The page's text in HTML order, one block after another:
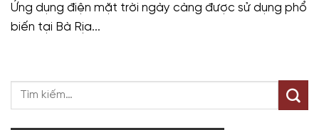
Ứng dụng điện mặt trời ngày càng được sử dụng phổ
biến tại Bà Rịa...